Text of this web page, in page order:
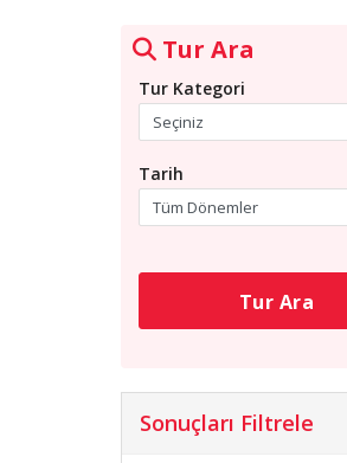
Tur Ara
Tur Kategori
Tarih
Tur Ara
Sonuçları Filtrele